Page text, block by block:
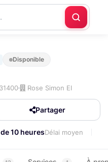
Disponible
Rose Simon EI
Partager
10 heuresDélai moyen